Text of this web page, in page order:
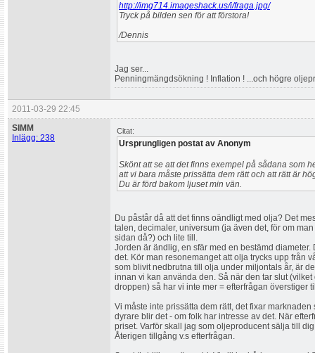
http://img714.imageshack.us/i/fraga.jpg/
Tryck på bilden sen för att förstora!
/Dennis
Jag ser...
Penningmängdsökning ! Inflation ! ...och högre
2011-03-29 22:45
SIMM
Inlägg: 238
Citat:
Ursprungligen postat av Anonym
Skönt att se att det finns exempel på sådana som
att vi bara måste prissätta dem rätt och att rätt är
Du är förd bakom ljuset min vän.
Du påstår då att det finns oändligt med olja? Det
talen, decimaler, universum (ja även det, för om
sidan då?) och lite till.
Jorden är ändlig, en sfär med en bestämd
det. Kör man resonemanget att olja trycks upp från
som blivit nedbrutna till olja under miljontals år, är
innan vi kan använda den. Så när den tar slut
droppen) så har vi inte mer = efterfrågan överstiger
Vi måste inte prissätta dem rätt, det fixar
dyrare blir det - om folk har intresse av det. När
priset. Varför skall jag som oljeproducent sälja till
Återigen tillgång v.s efterfrågan.